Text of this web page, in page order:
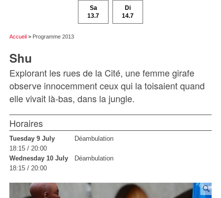
Sa
13.7
Di
14.7
Accueil > Programme 2013
Shu
Explorant les rues de la Cité, une femme girafe
observe innocemment ceux qui la toisaient quand
elle vivait là-bas, dans la jungle.
Horaires
Tuesday 9 July
Déambulation
18:15 / 20:00
Wednesday 10 July
Déambulation
18:15 / 20:00